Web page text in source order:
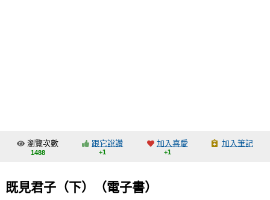
交流中心
會員功能選單
瀏覽次數
1488
跟它說讚
+1
加入喜愛
+1
加入筆記
既見君子（下）（電子書）